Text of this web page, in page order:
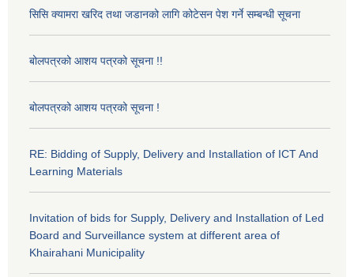
सिसि क्यामरा खरिद तथा जडानको लागि कोटेसन पेश गर्ने सम्बन्धी सूचना
बोलपत्रको आशय पत्रको सूचना !!
बोलपत्रको आशय पत्रको सूचना !
RE: Bidding of Supply, Delivery and Installation of ICT And
Learning Materials
Invitation of bids for Supply, Delivery and Installation of Led
Board and Surveillance system at different area of
Khairahani Municipality